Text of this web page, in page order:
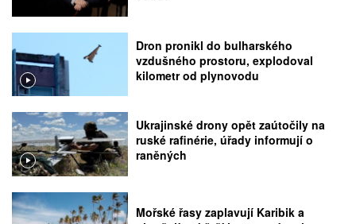
Dron pronikl do bulharského
vzdušného prostoru, explodoval
kilometr od plynovodu
Ukrajinské drony opět zaútočily na
ruské rafinérie, úřady informují o
raněných
Mořské řasy zaplavují Karibik a